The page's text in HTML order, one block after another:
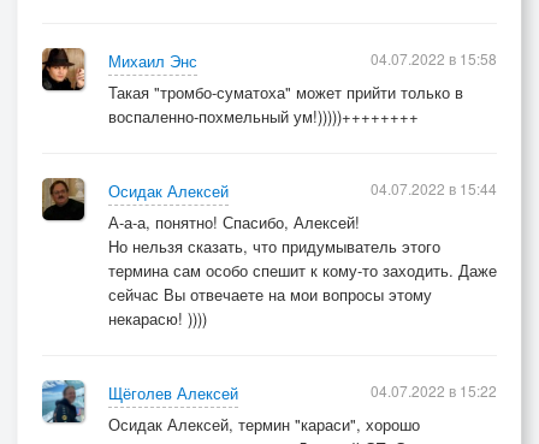
Михаил Энс
Такая "тромбо-суматоха" может прийти только в
воспаленно-похмельный ум!)))))++++++++
04.07.2022 в 15:58
Осидак Алексей
А-а-а, понятно! Спасибо, Алексей!
Но нельзя сказать, что придумыватель этого
термина сам особо спешит к кому-то заходить. Даже
сейчас Вы отвечаете на мои вопросы этому
некарасю! ))))
04.07.2022 в 15:44
Щёголев Алексей
Осидак Алексей, термин "караси", хорошо
04.07.2022 в 15:22